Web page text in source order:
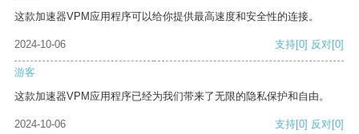
这款加速器VPM应用程序可以给你提供最高速度和安全性的连接。
2024-10-06 支持[0] 反对[0]
游客
这款加速器VPM应用程序已经为我们带来了无限的隐私保护和自由。
2024-10-06 支持[0] 反对[0]